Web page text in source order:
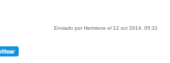
Enviado por Hermione el 12 oct 2014, 05:31